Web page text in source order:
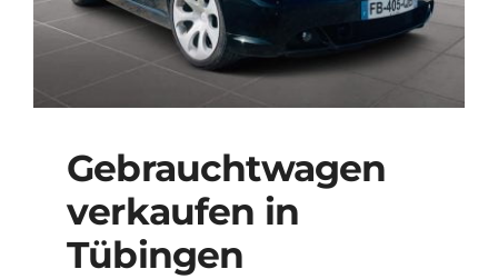
Gebrauchtwagen
verkaufen in
Tübingen